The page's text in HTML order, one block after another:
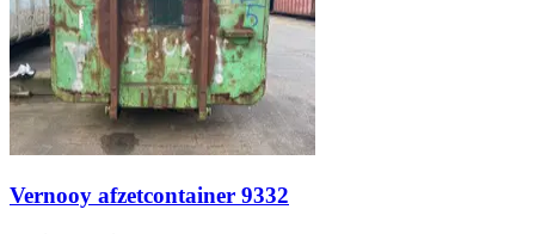
Vernooy afzetcontainer 9332